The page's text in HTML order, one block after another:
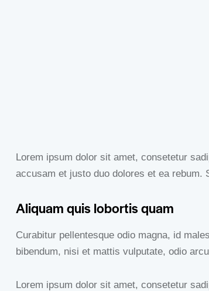
Lorem ipsum dolor sit amet, consetetur
accusam et justo duo dolores et ea
Aliquam quis lobortis quam
Curabitur pellentesque odio magna, id
bibendum, nisi et mattis vulputate, odio
Lorem ipsum dolor sit amet, consetetur